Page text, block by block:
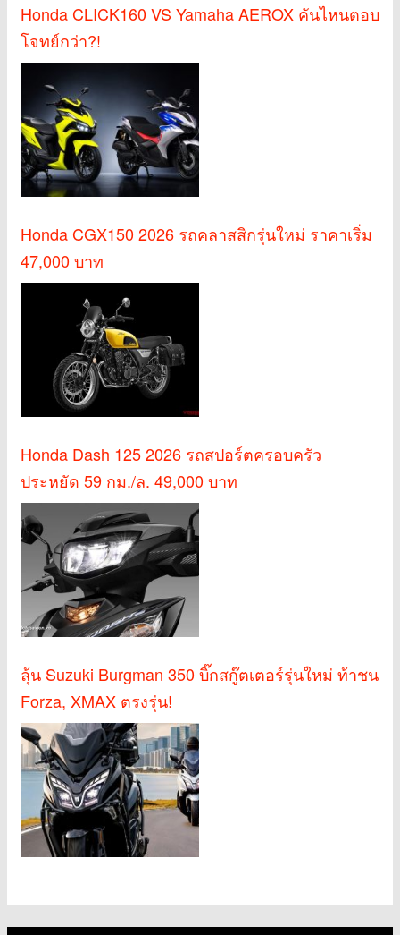
Honda CLICK160 VS Yamaha AEROX คันไหนตอบ
โจทย์กว่า?!
Honda CGX150 2026 รถคลาสสิกรุ่นใหม่ ราคาเริ่ม
47,000 บาท
Honda Dash 125 2026 รถสปอร์ตครอบครัว
ประหยัด 59 กม./ล. 49,000 บาท
ลุ้น Suzuki Burgman 350 บิ๊กสกู๊ตเตอร์รุ่นใหม่ ท้าชน
Forza, XMAX ตรงรุ่น!